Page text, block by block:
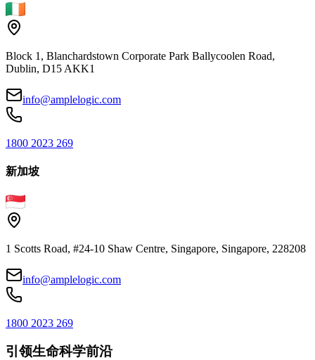
Block 1, Blanchardstown Corporate Park Ballycoolen Road,
Dublin, D15 AKK1
info@amplelogic.com
1800 2023 269
新加坡
1 Scotts Road, #24-10 Shaw Centre, Singapore, Singapore, 228208
info@amplelogic.com
1800 2023 269
引领生命科学前沿